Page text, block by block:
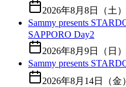
2026年8月8日（土）
Sammy presents
SAPPORO Day2
2026年8月9日（日）
Sammy presents
2026年8月14日（金）